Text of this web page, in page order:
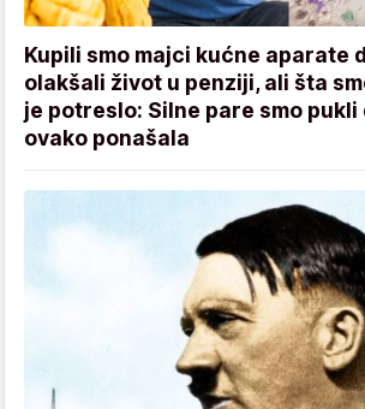
Kupili smo majci kućne aparate
olakšali život u penziji, ali šta
je potreslo: Silne pare smo pukli
ovako ponašala